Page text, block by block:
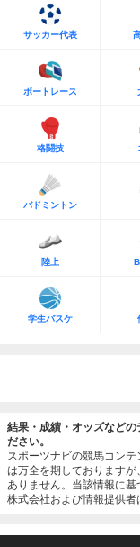
サッカー代表
ボートレース
格闘技
バドミントン
陸上
学生バスケ
結果・成績・オッズなどの
ださい。
スポーツナビの競馬コン
は万全を期しております
ありません。当該情報に
株式会社および情報提供者